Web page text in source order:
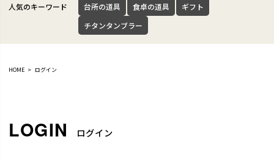
人気のキーワード 台所の道具 食卓の道具
ギフト
チタンタンブラー
HOME ログイン
ログイン